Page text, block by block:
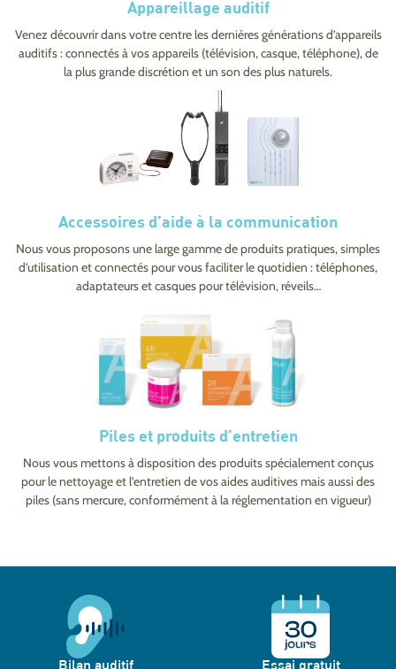
Appareillage auditif
Venez découvrir dans votre centre les dernières générations d’appareils
auditifs : connectés à vos appareils (télévision, casque, téléphone), de
la plus grande discrétion et un son des plus naturels.
Accessoires d’aide à la communication
Nous vous proposons une large gamme de produits pratiques, simples
d’utilisation et connectés pour vous faciliter le quotidien : téléphones,
adaptateurs et casques pour télévision, réveils…
Piles et produits d’entretien
Nous vous mettons à disposition des produits spécialement conçus
pour le nettoyage et l’entretien de vos aides auditives mais aussi des
piles (sans mercure, conformément à la réglementation en vigueur)